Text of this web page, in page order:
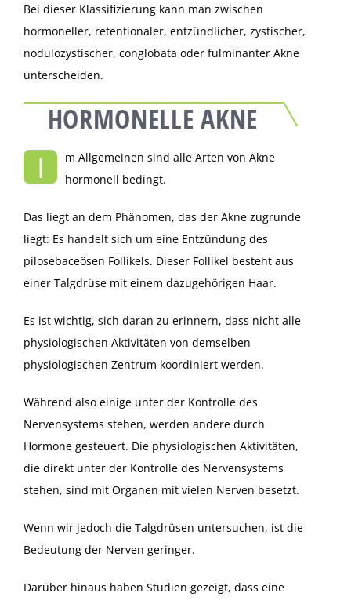
Bei dieser Klassifizierung kann man zwischen
hormoneller, retentionaler, entzündlicher, zystischer,
nodulozystischer, conglobata oder fulminanter Akne
unterscheiden.
HORMONELLE AKNE
I
m Allgemeinen sind alle Arten von Akne
hormonell bedingt.
Das liegt an dem Phänomen, das der Akne zugrunde
liegt: Es handelt sich um eine Entzündung des
pilosebaceösen Follikels. Dieser Follikel besteht aus
einer Talgdrüse mit einem dazugehörigen Haar.
Es ist wichtig, sich daran zu erinnern, dass nicht alle
physiologischen Aktivitäten von demselben
physiologischen Zentrum koordiniert werden.
Während also einige unter der Kontrolle des
Nervensystems stehen, werden andere durch
Hormone gesteuert. Die physiologischen Aktivitäten,
die direkt unter der Kontrolle des Nervensystems
stehen, sind mit Organen mit vielen Nerven besetzt.
Wenn wir jedoch die Talgdrüsen untersuchen, ist die
Bedeutung der Nerven geringer.
Darüber hinaus haben Studien gezeigt, dass eine